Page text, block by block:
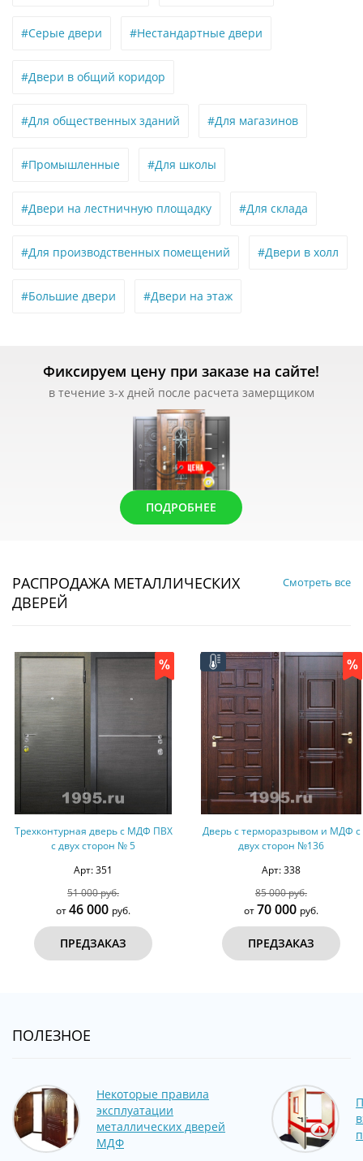
#Серые двери #Нестандартные двери
#Двери в общий коридор
#Для общественных зданий #Для магазинов
#Промышленные #Для школы
#Двери на лестничную площадку #Для склада
#Для производственных помещений #Двери в холл
#Большие двери #Двери на этаж
Фиксируем цену при заказе на сайте!
в течение з-х дней после расчета замерщиком
ПОДРОБНЕЕ
РАСПРОДАЖА МЕТАЛЛИЧЕСКИХ
ДВЕРЕЙ
Смотреть все
Трехконтурная дверь с МДФ ПВХ
с двух сторон № 5
Арт: 351
51 000 руб.
от46 000 руб.
ПРЕДЗАКАЗ
Дверь с терморазрывом и МДФ с
двух сторон №136
Арт: 338
85 000 руб.
от70 000 руб.
ПРЕДЗАКАЗ
ПОЛЕЗНОЕ
Некоторые правила
эксплуатации
металлических дверей
МДФ